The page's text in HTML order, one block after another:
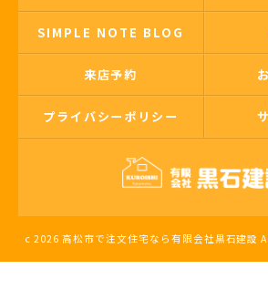
SIMPLE NOTE BLOG
来店予約
プライバシーポリシー
c 2026 高松市で注文住宅なら有限会社黒石建設